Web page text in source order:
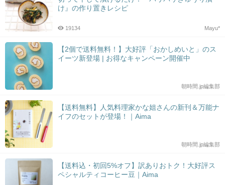
け』の作り置きレシピ
Mayu*
19134
【2個で送料無料！】大好評「おかしめいと」のス
イーツ新登場 | お得なキャンペーン開催中
朝時間.jp編集部
【送料無料】人気料理家かな姐さんの新刊＆万能ナ
イフのセットが登場！｜Aima
朝時間.jp編集部
【送料込・初回5%オフ】訳ありおトク！大好評ス
ペシャルティコーヒー豆｜Aima